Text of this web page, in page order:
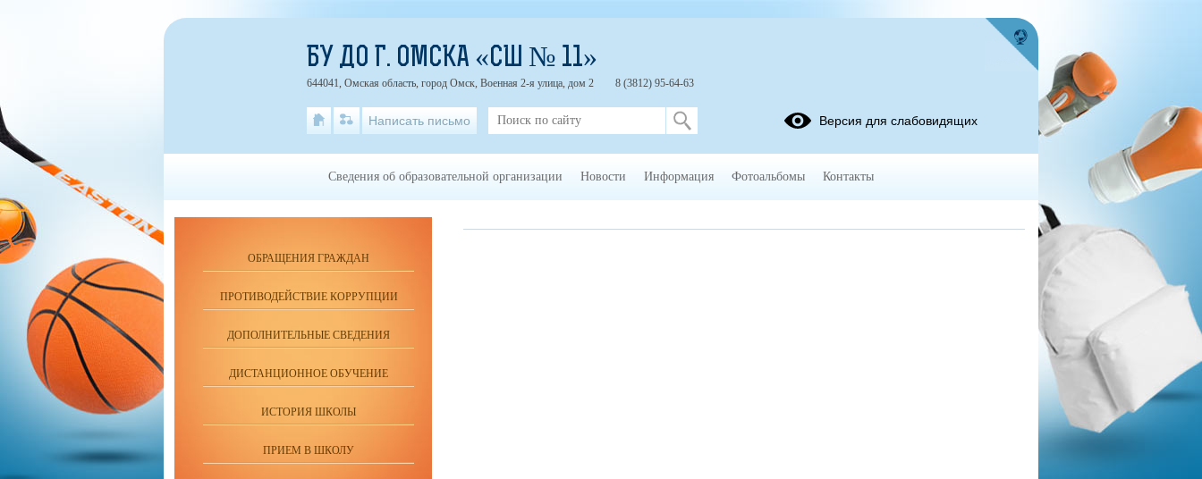
ОБРАЩЕНИЯ ГРАЖДАН
ПРОТИВОДЕЙСТВИЕ КОРРУПЦИИ
ДОПОЛНИТЕЛЬНЫЕ СВЕДЕНИЯ
ДИСТАНЦИОННОЕ ОБУЧЕНИЕ
ИСТОРИЯ ШКОЛЫ
ПРИЕМ В ШКОЛУ
БУ ДО Г. ОМСКА «СШ № 11»
644041, Омская область, город Омск, Военная 2-я улица, дом 2 8 (3812) 95-64-63
Написать письмо Версия для слабовидящих
Сведения об образовательной организации Новости Информация Фотоальбомы Контакты